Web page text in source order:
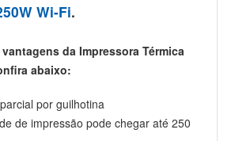
Wi-Fi.
da Impressora Térmica
abaixo:
por guilhotina
de impressão pode chegar até 250